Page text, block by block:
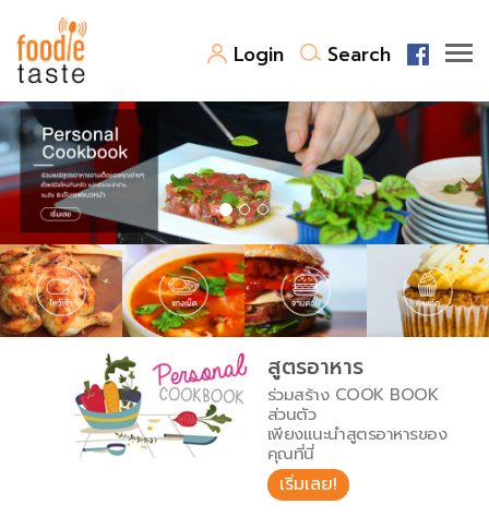
Login Search
สูตรอาหาร
สูตรอาหารล่าสุด
Top Foodie
พาไปชิม
สารพันก้นครัว
เคล็ดลับน่ารู้
เปรียบเทียบหน่วยการตวง
เปรียบเทียบอุณหภูมิ
เปรียบเทียบน้ำหนักวัตถุดิบ
FoodPedia
สร้าง Cookbook
สูตรอาหาร
ร่วมสร้าง COOK BOOK
ส่วนตัว
เพียงแนะนำสูตรอาหารของ
คุณที่นี่
เริ่มเลย!